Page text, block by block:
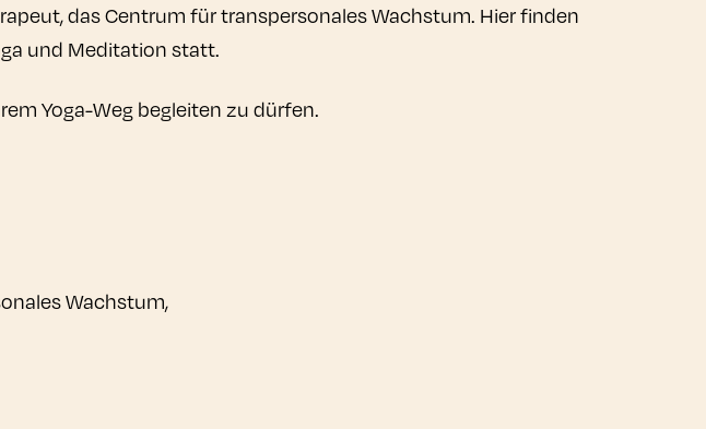
das Centrum für transpersonales Wachstum. Hier finden
und Meditation statt.
Yoga-Weg begleiten zu dürfen.
Wachstum,